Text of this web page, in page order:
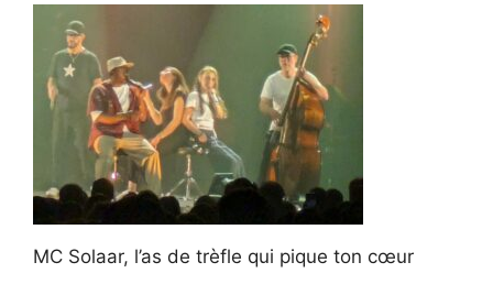
MC Solaar, l’as de trèfle qui pique ton cœur